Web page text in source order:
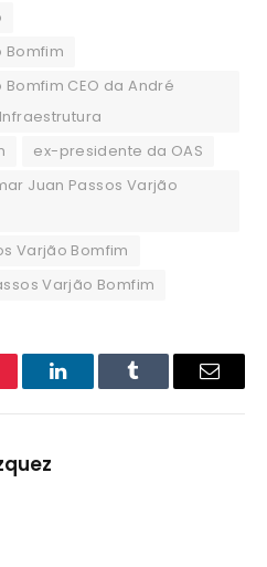
Bomfim
CEO da André
ex-presidente da OAS
Juan Passos Varjão
Varjão Bomfim
Varjão Bomfim
LinkedInTumblr Email